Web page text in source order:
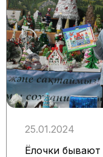
25.01.2024
Ёлочки